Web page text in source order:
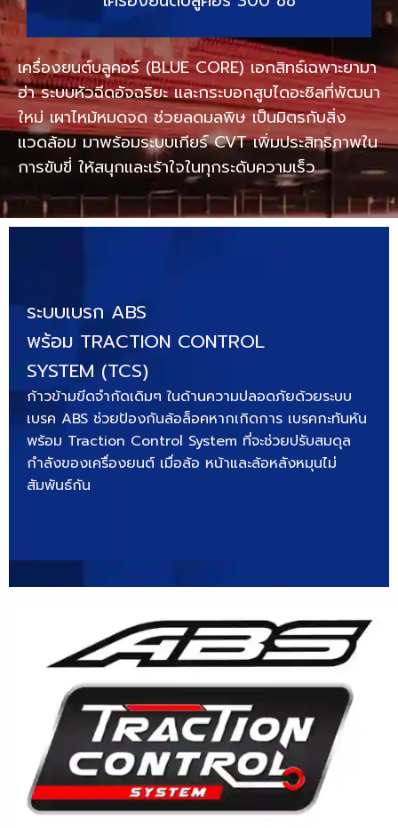
เครื่องยนต์บลูคอร์ (BLUE CORE) เอกสิทธ์เฉพาะยามา
ฮ่า ระบบหัวฉีดอัจฉริยะ และกระบอกสูบไดอะซิลที่พัฒนา
ใหม่ เผาไหม้หมดจด ช่วยลดมลพิษ เป็นมิตรกับสิ่ง
แวดล้อม มาพร้อมระบบเกียร์ CVT เพิ่มประสิทธิภาพใน
การขับขี่ ให้สนุกและเร้าใจในทุกระดับความเร็ว
ระบบเบรก ABS
พร้อม TRACTION CONTROL
SYSTEM (TCS)
ก้าวข้ามขีดจำกัดเดิมๆ ในด้านความปลอดภัยด้วยระบบ
เบรค ABS ช่วยป้องกันล้อล็อคหากเกิดการ เบรคกะทันหัน
พร้อม Traction Control System ที่จะช่วยปรับสมดุล
กำลังของเครื่องยนต์ เมื่อล้อ หน้าและล้อหลังหมุนไม่
สัมพันธ์กัน